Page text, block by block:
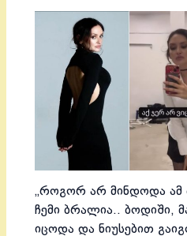
„როგორ არ მინდოდა ამ
ჩემი ბრალია.. ბოდიში,
იცოდა და ნიუსებით